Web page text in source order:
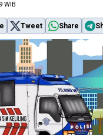
WIB
Tweet Share